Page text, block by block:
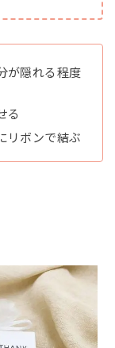
が隠れる程度
る
リボンで結ぶ